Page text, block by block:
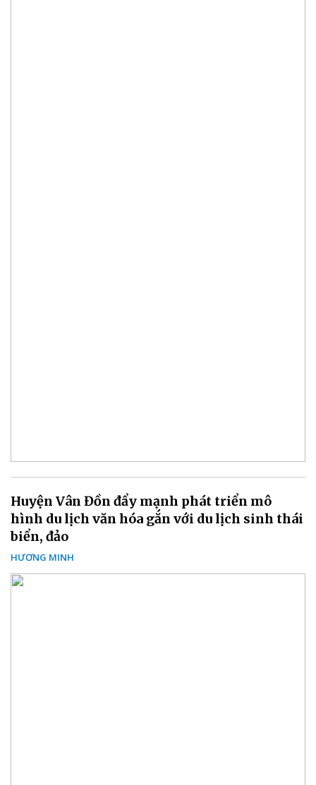
Huyện Vân Đồn đẩy mạnh phát triển mô
hình du lịch văn hóa gắn với du lịch sinh thái
biển, đảo
HƯƠNG MINH